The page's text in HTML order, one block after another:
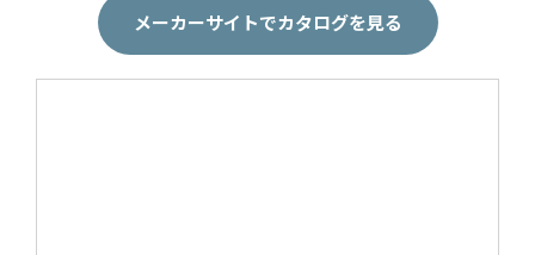
メーカーサイトでカタログを見る